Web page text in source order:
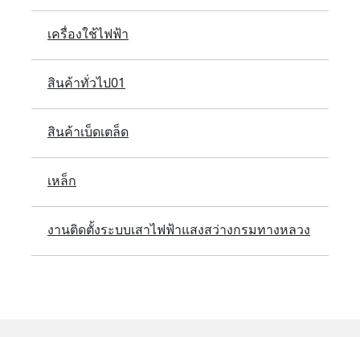
เครื่องใช้ไฟฟ้า
สินค้าทั่วไป01
สินค้าเบ็ดเตล็ด
เหล็ก
งานติดตั้งระบบเสาไฟฟ้าแสงสว่างกรมทางหลวง